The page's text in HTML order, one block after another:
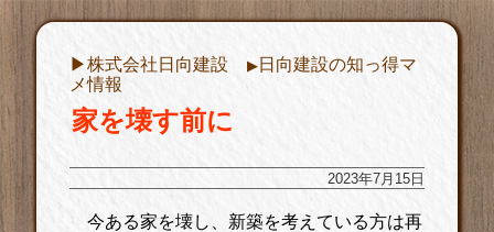
▶︎株式会社日向建設 ▶︎日向建設の知っ得マ
メ情報
家を壊す前に
2023年7月15日
今ある家を壊し、新築を考えている方は再